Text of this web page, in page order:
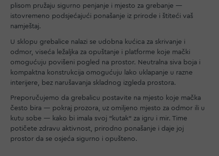
plisom pružaju sigurno penjanje i mjesto za grebanje —
istovremeno podsjećajući ponašanje iz prirode i štiteći vaš
namještaj.
U sklopu grebalice nalazi se udobna kućica za skrivanje i
odmor, viseća ležaljka za opuštanje i platforme koje mački
omogućuju povišeni pogled na prostor. Neutralna siva boja i
kompaktna konstrukcija omogućuju lako uklapanje u razne
interijere, bez narušavanja skladnog izgleda prostora.
Preporučujemo da grebalicu postavite na mjesto koje mačka
često bira — pokraj prozora, uz omiljeno mjesto za odmor ili u
kutu sobe — kako bi imala svoj “kutak” za igru i mir. Time
potičete zdravu aktivnost, prirodno ponašanje i daje joj
prostor da se osjeća sigurno i opušteno.